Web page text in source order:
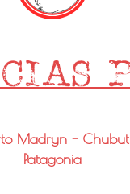
Madryn - Chubut
Patagonia